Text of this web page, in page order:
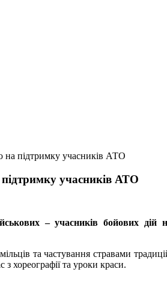
на підтримку учасників АТО
учасників АТО
– учасників бойових дій
та частування стравами
хореографії та уроки краси.